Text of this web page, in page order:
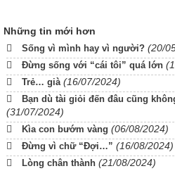
Những tin mới hơn
Sống vì mình hay vì người? (20/
Đừng sống với “cái tôi” quá lớn
Trẻ… già (16/07/2024)
Bạn dù tài giỏi đến đâu cũng
(31/07/2024)
Kìa con bướm vàng (06/08/2024)
Đừng vì chữ “Đợi…” (16/08/2024)
Lòng chân thành (21/08/2024)